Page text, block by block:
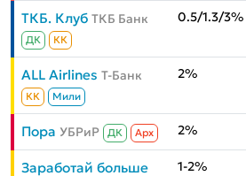
ТКБ. Клуб ТКБ Банк
ДК КК
0.5/1.3/3%
ALL Airlines Т-Банк
КК Мили
2%
Пора УБРиР ДК Aрх 2%
Заработай больше 1-2%